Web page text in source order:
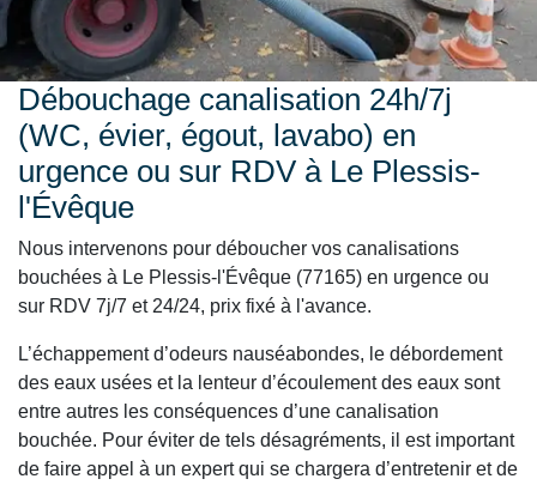
Débouchage canalisation 24h/7j
(WC, évier, égout, lavabo) en
urgence ou sur RDV à Le Plessis-
l'Évêque
Nous intervenons pour déboucher vos canalisations
bouchées à Le Plessis-l'Évêque (77165) en urgence ou
sur RDV 7j/7 et 24/24, prix fixé à l'avance.
L’échappement d’odeurs nauséabondes, le débordement
des eaux usées et la lenteur d’écoulement des eaux sont
entre autres les conséquences d’une canalisation
bouchée. Pour éviter de tels désagréments, il est important
de faire appel à un expert qui se chargera d’entretenir et de